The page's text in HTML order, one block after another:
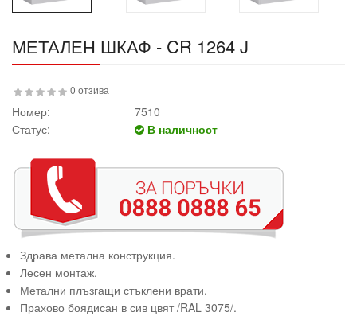
МЕТАЛЕН ШКАФ - CR 1264 J
0 отзива
Номер:
7510
Статус:
В наличност
Здрава метална конструкция.
Лесен монтаж.
Метални плъзгащи стъклени врати.
Прахово боядисан в сив цвят /RAL 3075/.